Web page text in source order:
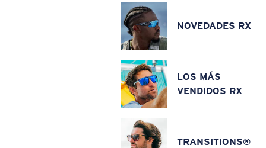
NOVEDADES RX
LOS MÁS
VENDIDOS RX
TRANSITIONS®